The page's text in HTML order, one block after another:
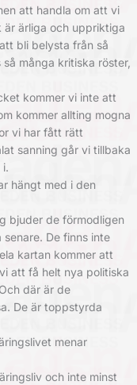
att handla om att vi
ärliga och uppriktiga
bli belysta från så
många kritiska röster,
kommer vi inte att
kommer allting mogna
vi har fått rätt
sanning går vi tillbaka
i.
hängt med i den
bjuder de förmodligen
De finns inte
kartan kommer att
att få helt nya politiska
där är de
De är toppstyrda
menar
och inte minst